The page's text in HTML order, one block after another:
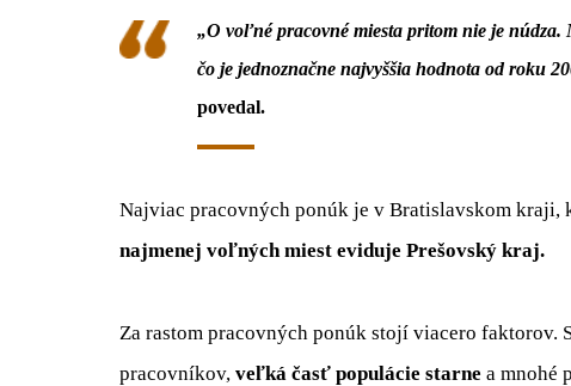
„O voľné pracovné miesta pritom nie je
čo je jednoznačne najvyššia hodnota od roku
povedal.
Najviac pracovných ponúk je v Bratislavskom
najmenej voľných miest eviduje Prešovský kraj.
Za rastom pracovných ponúk stojí viacero faktorov.
pracovníkov, veľká časť populácie starne a mnohé